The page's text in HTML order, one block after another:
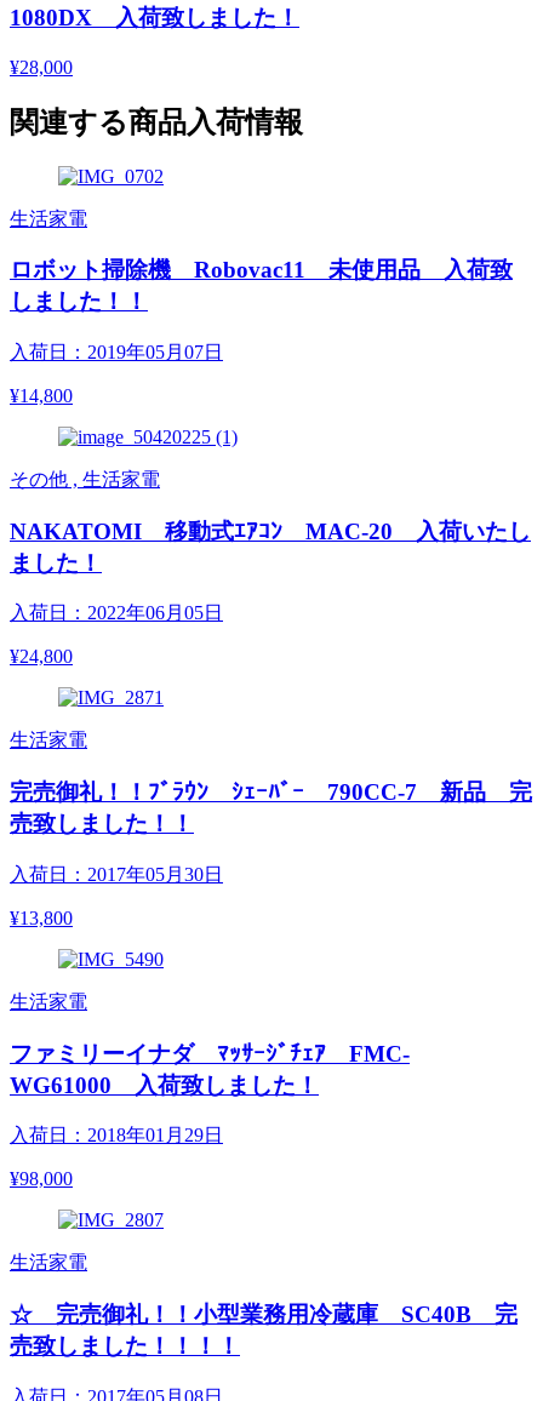
1080DX 入荷致しました！
¥28,000
関連する商品入荷情報
生活家電
ロボット掃除機 Robovac11 未使用品 入荷致
しました！！
入荷日：2019年05月07日
¥14,800
その他 , 生活家電
NAKATOMI 移動式ｴｱｺﾝ MAC-20 入荷いたし
ました！
入荷日：2022年06月05日
¥24,800
生活家電
完売御礼！！ﾌﾞﾗｳﾝ ｼｪｰﾊﾞｰ 790CC-7 新品 完
売致しました！！
入荷日：2017年05月30日
¥13,800
生活家電
ファミリーイナダ ﾏｯｻｰｼﾞﾁｪｱ FMC-
WG61000 入荷致しました！
入荷日：2018年01月29日
¥98,000
生活家電
☆ 完売御礼！！小型業務用冷蔵庫 SC40B 完
売致しました！！！！
入荷日：2017年05月08日